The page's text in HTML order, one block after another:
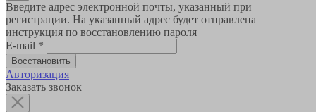
Введите адрес электронной почты, указанный при
регистрации. На указанный адрес будет отправлена
инструкция по восстановлению пароля
E-mail *
Авторизация
Заказать звонок